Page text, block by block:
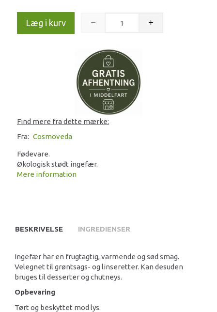
Læg i kurv
Find mere fra dette mærke:
Fra: Cosmoveda
Fødevare.
Økologisk stødt ingefær.
Mere information
BESKRIVELSE INGREDIENSER
Ingefær har en frugtagtig, varmende og sød smag.
Velegnet til grøntsags- og linseretter. Kan desuden
bruges til desserter og chutneys.
Opbevaring
Tørt og beskyttet mod lys.